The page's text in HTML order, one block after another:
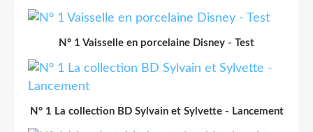
N° 1 Vaisselle en porcelaine Disney - Test
N° 1 La collection BD Sylvain et Sylvette - Lancement